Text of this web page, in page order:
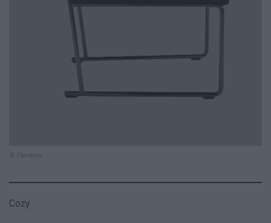
© Flexform
Cozy